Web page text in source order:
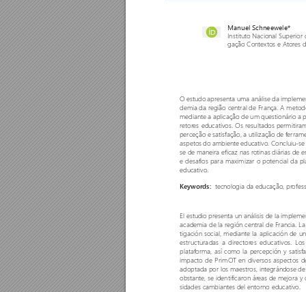
O estudo apresenta uma análise da
demia da região central de França. A
mediante a aplicação de um questionário a
retores educativos. Os resultados
perceção e satisfação, a utilização de
aspetos do ambiente educativo. Concluiu-
se de maneira eficaz nas rotinas diárias de
e desafios para maximizar o potencial da
educativo.
Keywords:
  tecnologia da educação, pr
El estudio presenta un análisis de la
academia de la región central de Francia.
tigación social, mediante la aplicación de
estructuradas a directores educativos.
plataforma, así como la percepción y
impacto de PrimOT en diversos aspectos
adoptada por los maestros, integrándose
obstante, se identificaron áreas de mejora y
sidades cambiantes del entorno educativo.
Manuel Schneewele*
Instituto Nacional Superior
gação Contextos e Atores